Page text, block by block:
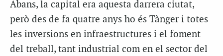
Abans, la capital era aquesta darrera ciutat,
però des de fa quatre anys ho és Tànger i totes
les inversions en infraestructures i el foment
del treball, tant industrial com en el sector del